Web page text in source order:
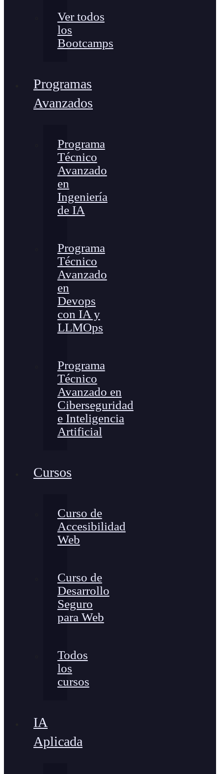
Ver todos
los
Bootcamps
Programas
Avanzados
Programa
Técnico
Avanzado
en
Ingeniería
de IA
Programa
Técnico
Avanzado
en
Devops
con IA y
LLMOps
Programa
Técnico
Avanzado en
Ciberseguridad
e Inteligencia
Artificial
Cursos
Curso de
Accesibilidad
Web
Curso de
Desarrollo
Seguro
para Web
Todos
los
cursos
IA
Aplicada